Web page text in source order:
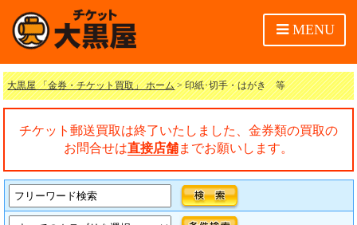
MENU
大黒屋 「金券・チケット買取」 ホーム> 印紙･切手・はがき 等
チケット郵送買取は終了いたしました、金券類の買取の
お問合せは直接店舗までお願いします。